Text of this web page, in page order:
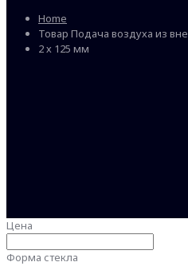
Home
Товар Подача воздуха из вне
2 х 125 мм
Цена
Форма стекла